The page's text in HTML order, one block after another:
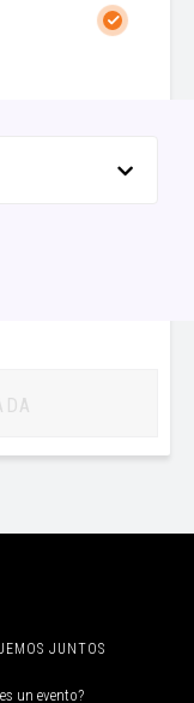
JUNTOS
un evento?